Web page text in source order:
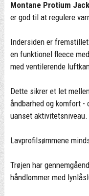
Montane Protium
er god til at regulere
Indersiden er
en funktionel fleece
med ventilerende
Dette sikrer et let
åndbarhed og komfort -
uanset aktivitetsniveau.
Lavprofilsømmene
Trøjen har
håndlommer med